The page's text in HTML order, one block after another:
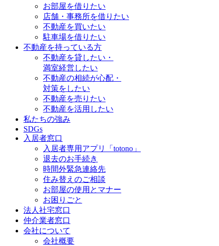
お部屋を借りたい
店舗・事務所を借りたい
不動産を買いたい
駐車場を借りたい
不動産を持っている方
不動産を貸したい・
満室経営したい
不動産の相続が心配・
対策をしたい
不動産を売りたい
不動産を活用したい
私たちの強み
SDGs
入居者窓口
入居者専用アプリ「totono」
退去のお手続き
時間外緊急連絡先
住み替えのご相談
お部屋の使用とマナー
お困りごと
法人社宅窓口
仲介業者窓口
会社について
会社概要